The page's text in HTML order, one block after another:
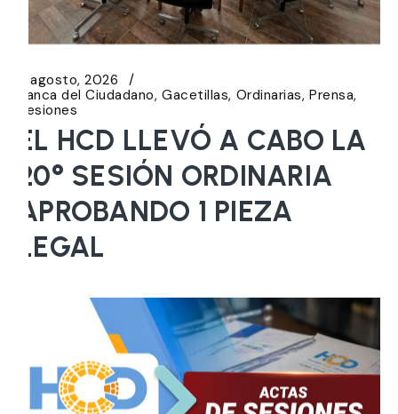
6 agosto, 2026
Banca del Ciudadano Gacetillas Ordinarias Prensa
Sesiones
EL HCD LLEVÓ A CABO LA
20° SESIÓN ORDINARIA
APROBANDO 1 PIEZA
LEGAL